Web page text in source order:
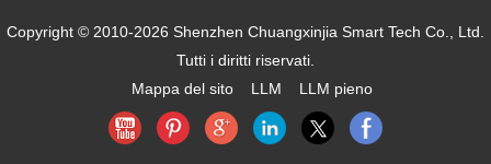
Copyright © 2010-2026 Shenzhen Chuangxinjia Smart Tech Co., Ltd.
Tutti i diritti riservati.
Mappa del sito
LLM LLM pieno